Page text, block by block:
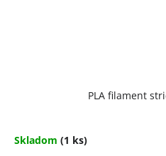
PLA filament
Skladom (1 ks)